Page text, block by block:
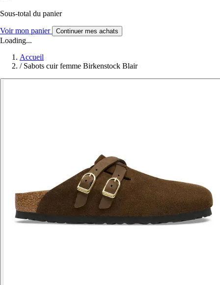
Sous-total du panier
Voir mon panier Continuer mes achats
Loading...
Accueil
/ Sabots cuir femme Birkenstock Blair